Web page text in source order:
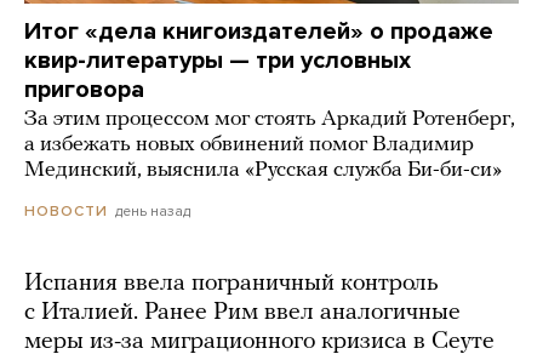
Итог «дела книгоиздателей» о продаже
квир-литературы — три условных
приговора
За этим процессом мог стоять Аркадий Ротенберг,
а избежать новых обвинений помог Владимир
Мединский, выяснила «Русская служба Би-би-си»
НОВОСТИ день назад
Испания ввела пограничный контроль
с Италией. Ранее Рим ввел аналогичные
меры из-за миграционного кризиса в Сеуте